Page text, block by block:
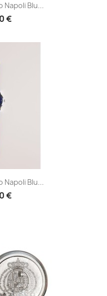
Napoli Blu...
€
Napoli Blu...
€